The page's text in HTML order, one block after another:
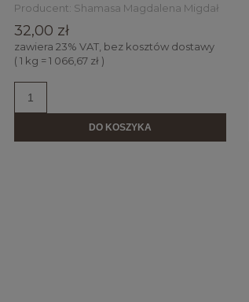
Producent: Shamasa Magdalena Migdał
32,00 zł
zawiera 23% VAT, bez kosztów dostawy
( 1 kg = 1 066,67 zł )
DO KOSZYKA